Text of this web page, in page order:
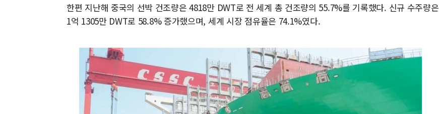
한편 지난해 중국의 선박 건조량은 4818만 DWT로 전 세계 총 건조량의 55.7%를 기록했다. 신규 수주량은
1억 1305만 DWT로 58.8% 증가했으며, 세계 시장 점유율은 74.1%였다.